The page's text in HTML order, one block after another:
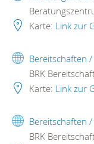
Karte: Link zur
Bereitschaften
BRK
Karte: Link zur
Bereitschaften
BRK